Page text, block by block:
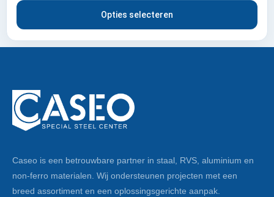
Opties selecteren
Caseo is een betrouwbare partner in staal, RVS, aluminium en
non-ferro materialen. Wij ondersteunen projecten met een
breed assortiment en een oplossingsgerichte aanpak.